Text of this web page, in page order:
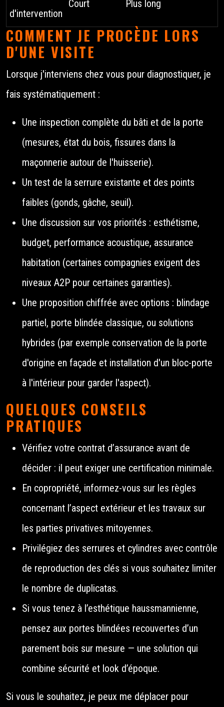
d'intervention
Court Plus long
COMMENT JE PROCÈDE LORS
D'UNE VISITE
Lorsque j'interviens chez vous pour diagnostiquer, je
fais systématiquement :
Une inspection complète du bâti et de la porte
(mesures, état du bois, fissures dans la
maçonnerie autour de l'huisserie).
Un test de la serrure existante et des points
faibles (gonds, gâche, seuil).
Une discussion sur vos priorités : esthétisme,
budget, performance acoustique, assurance
habitation (certaines compagnies exigent des
niveaux A2P pour certaines garanties).
Une proposition chiffrée avec options : blindage
partiel, porte blindée classique, ou solutions
hybrides (par exemple conservation de la porte
d'origine en façade et installation d'un bloc-porte
à l'intérieur pour garder l'aspect).
QUELQUES CONSEILS
PRATIQUES
Vérifiez votre contrat d’assurance avant de
décider : il peut exiger une certification minimale.
En copropriété, informez-vous sur les règles
concernant l’aspect extérieur et les travaux sur
les parties privatives mitoyennes.
Privilégiez des serrures et cylindres avec contrôle
de reproduction des clés si vous souhaitez limiter
le nombre de duplicatas.
Si vous tenez à l’esthétique haussmannienne,
pensez aux portes blindées recouvertes d’un
parement bois sur mesure — une solution qui
combine sécurité et look d’époque.
Si vous le souhaitez, je peux me déplacer pour